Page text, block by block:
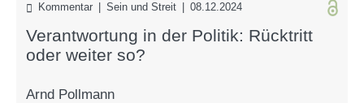
Kommentar | Sein und Streit | 08.12.2024
Verantwortung in der Politik: Rücktritt
oder weiter so?
Arnd Pollmann